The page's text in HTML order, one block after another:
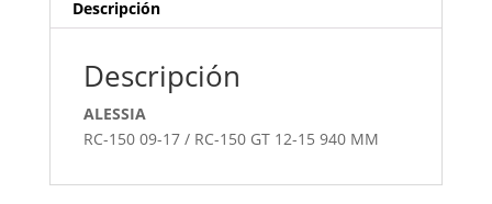
Descripción
Descripción
ALESSIA
RC-150 09-17 / RC-150 GT 12-15 940 MM